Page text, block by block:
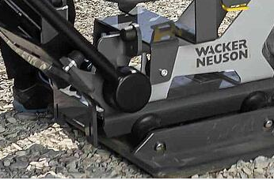
Neuson, но и в строительной технике
производителей. Идея
аккумулятор для всего.
Узнать подробнее